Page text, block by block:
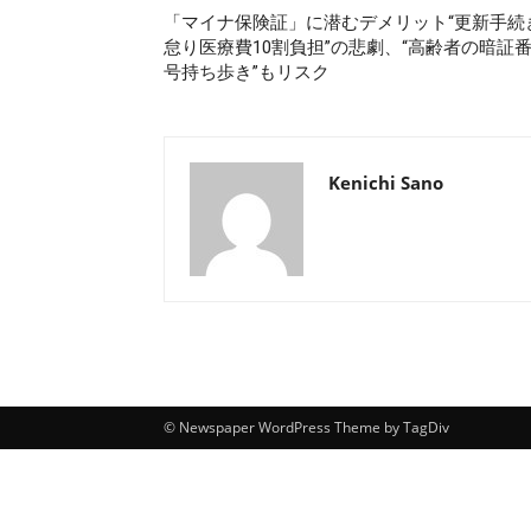
「マイナ保険証」に潜むデメリット“更新手続
怠り医療費10割負担”の悲劇、“高齢者の暗証番
号持ち歩き”もリスク
Kenichi Sano
© Newspaper WordPress Theme by TagDiv